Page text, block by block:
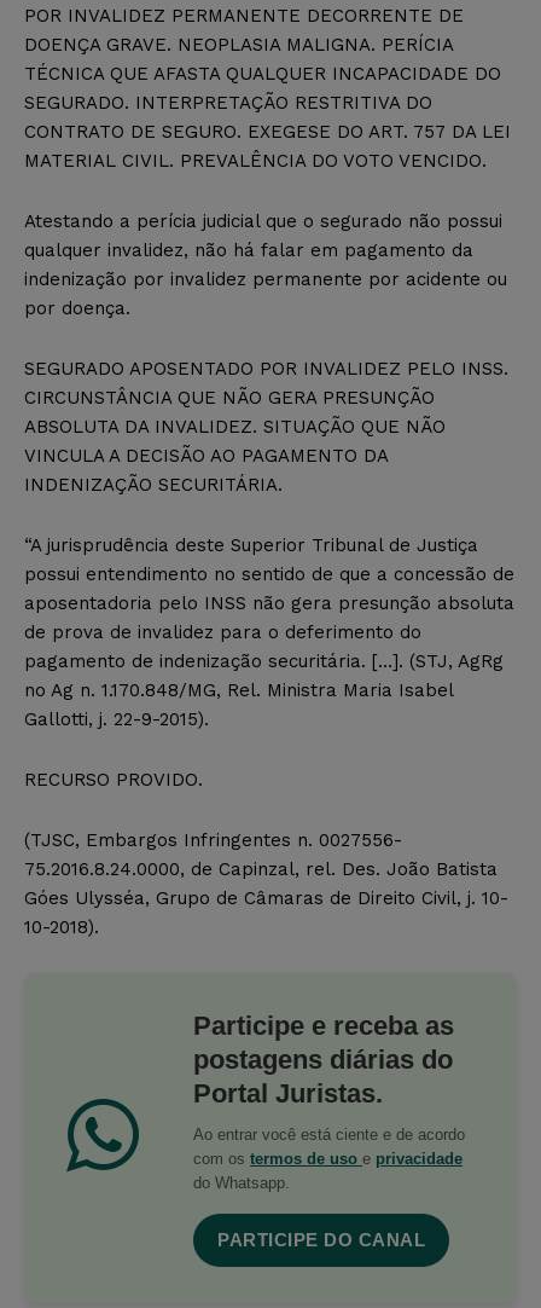
POR INVALIDEZ PERMANENTE DECORRENTE DE
DOENÇA GRAVE. NEOPLASIA MALIGNA. PERÍCIA
TÉCNICA QUE AFASTA QUALQUER INCAPACIDADE DO
SEGURADO. INTERPRETAÇÃO RESTRITIVA DO
CONTRATO DE SEGURO. EXEGESE DO ART. 757 DA LEI
MATERIAL CIVIL. PREVALÊNCIA DO VOTO VENCIDO.
Atestando a perícia judicial que o segurado não possui
qualquer invalidez, não há falar em pagamento da
indenização por invalidez permanente por acidente ou
por doença.
SEGURADO APOSENTADO POR INVALIDEZ PELO INSS.
CIRCUNSTÂNCIA QUE NÃO GERA PRESUNÇÃO
ABSOLUTA DA INVALIDEZ. SITUAÇÃO QUE NÃO
VINCULA A DECISÃO AO PAGAMENTO DA
INDENIZAÇÃO SECURITÁRIA.
“A jurisprudência deste Superior Tribunal de Justiça
possui entendimento no sentido de que a concessão de
aposentadoria pelo INSS não gera presunção absoluta
de prova de invalidez para o deferimento do
pagamento de indenização securitária. […]. (STJ, AgRg
no Ag n. 1.170.848/MG, Rel. Ministra Maria Isabel
Gallotti, j. 22-9-2015).
RECURSO PROVIDO.
(TJSC, Embargos Infringentes n. 0027556-
75.2016.8.24.0000, de Capinzal, rel. Des. João Batista
Góes Ulysséa, Grupo de Câmaras de Direito Civil, j. 10-
10-2018).
Participe e receba as
postagens diárias do
Portal Juristas.
Ao entrar você está ciente e de acordo
com os termos de uso e privacidade
do Whatsapp.
PARTICIPE DO CANAL